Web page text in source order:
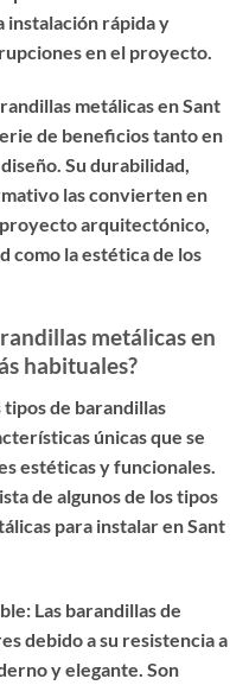
instalación rápida y
en el proyecto.
metálicas en Sant
de beneficios tanto en
Su durabilidad,
las convierten en
arquitectónico,
como la estética de los
metálicas en
habituales?
de barandillas
únicas que se
estéticas y funcionales.
de algunos de los tipos
para instalar en Sant
Las barandillas de
debido a su resistencia a
y elegante. Son